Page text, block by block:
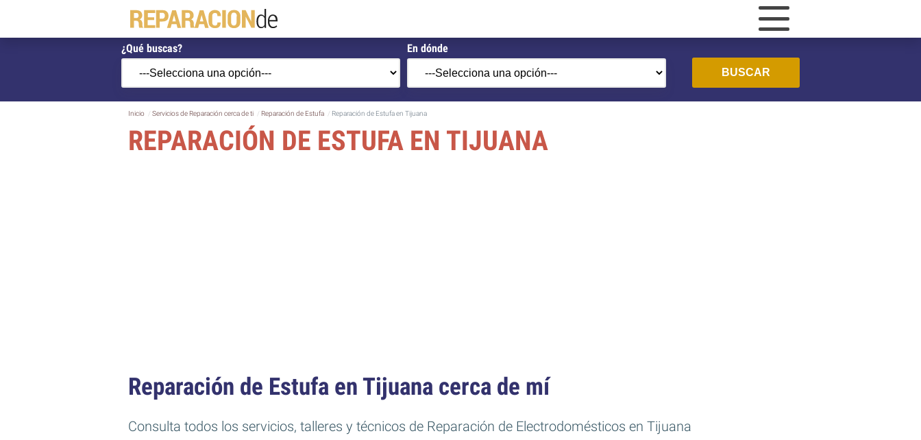
¿Qué buscas? En dónde
BUSCAR
Inicio Servicios de Reparación cerca de ti Reparación de Estufa Reparación de Estufa en Tijuana
REPARACIÓN DE ESTUFA EN TIJUANA
Reparación de Estufa en Tijuana cerca de mí
Consulta todos los servicios, talleres y técnicos de Reparación de Electrodomésticos en Tijuana